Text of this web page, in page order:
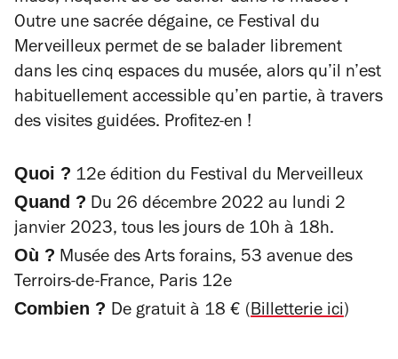
Outre une sacrée dégaine, ce Festival du
Merveilleux permet de se balader librement
dans les cinq espaces du musée, alors qu’il n’est
habituellement accessible qu’en partie, à travers
des visites guidées. Profitez-en !
Quoi ? 12e édition du Festival du Merveilleux
Quand ? Du 26 décembre 2022 au lundi 2
janvier 2023, tous les jours de 10h à 18h.
Où ? Musée des Arts forains, 53 avenue des
Terroirs-de-France, Paris 12e
Combien ? De gratuit à 18 € (Billetterie ici)